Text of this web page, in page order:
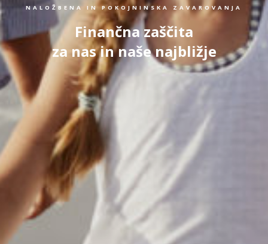
NALOŽBENA IN POKOJNINSKA ZAVAROVANJA
Finančna zaščita
za nas in naše najbližje